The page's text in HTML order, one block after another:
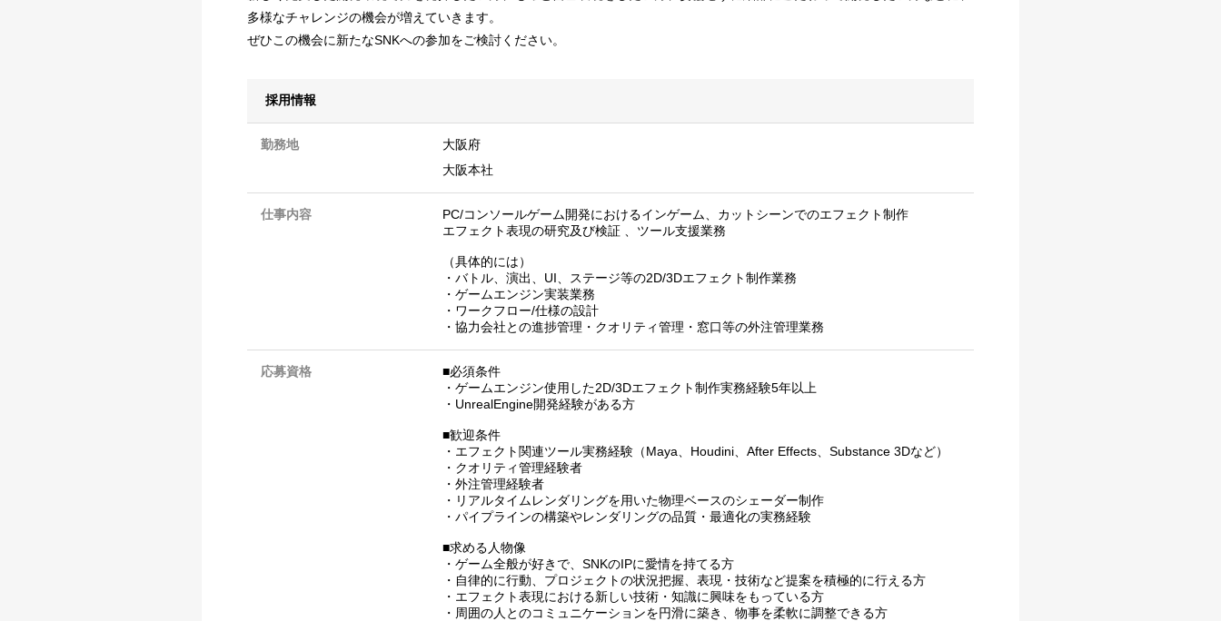
多様なチャレンジの機会が増えていきます。
ぜひこの機会に新たなSNKへの参加をご検討ください。
採用情報
勤務地
大阪府
大阪本社
仕事内容
PC/コンソールゲーム開発におけるインゲーム、カットシーンでのエフェクト制作
エフェクト表現の研究及び検証 、ツール支援業務
（具体的には）
・バトル、演出、UI、ステージ等の2D/3Dエフェクト制作業務
・ゲームエンジン実装業務
・ワークフロー/仕様の設計
・協力会社との進捗管理・クオリティ管理・窓口等の外注管理業務
応募資格
■必須条件
・ゲームエンジン使用した2D/3Dエフェクト制作実務経験5年以上
・UnrealEngine開発経験がある方
■歓迎条件
・エフェクト関連ツール実務経験（Maya、Houdini、After Effects、Substance 3Dなど）
・クオリティ管理経験者
・外注管理経験者
・リアルタイムレンダリングを用いた物理ベースのシェーダー制作
・パイプラインの構築やレンダリングの品質・最適化の実務経験
■求める人物像
・ゲーム全般が好きで、SNKのIPに愛情を持てる方
・自律的に行動、プロジェクトの状況把握、表現・技術など提案を積極的に行える方
・エフェクト表現における新しい技術・知識に興味をもっている方
・周囲の人とのコミュニケーションを円滑に築き、物事を柔軟に調整できる方